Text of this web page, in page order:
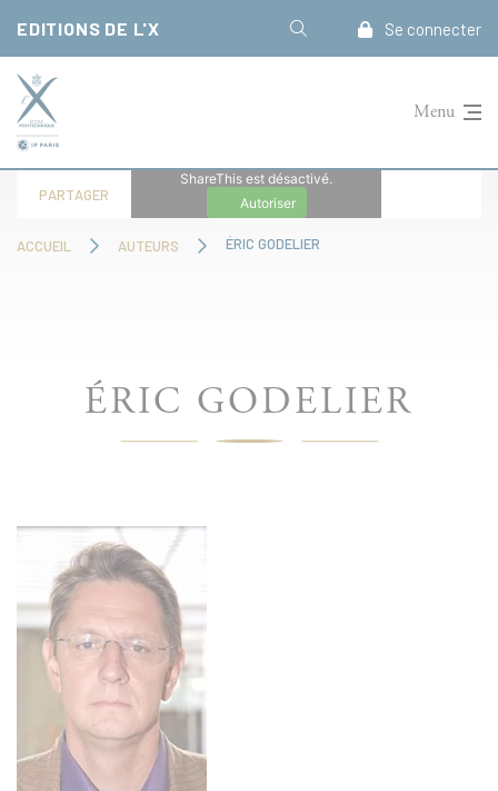
EDITIONS DE L'X Se connecter
Menu
ACCUEIL AUTEURS ÉRIC GODELIER
PARTAGER
ShareThis est désactivé.
Autoriser
ÉRIC GODELIER